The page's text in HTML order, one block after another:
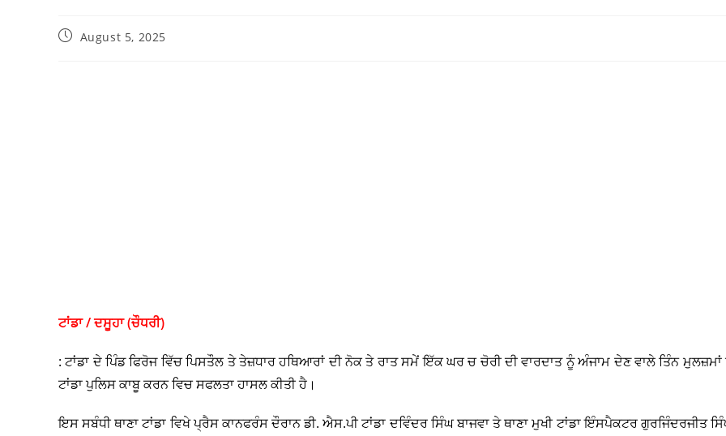
August 5, 2025
ਟਾਂਡਾ / ਦਸੂਹਾ (ਚੌਧਰੀ)
: ਟਾਂਡਾ ਦੇ ਪਿੰਡ ਫਿਰੋਜ ਵਿੱਚ ਪਿਸਤੌਲ ਤੇ ਤੇਜ਼ਧਾਰ ਹਥਿਆਰਾਂ ਦੀ ਨੋਕ ਤੇ ਰਾਤ ਸਮੇਂ ਇੱਕ ਘਰ ਚ ਚੋਰੀ ਦੀ ਵਾਰਦਾਤ ਨੂੰ ਅੰਜਾਮ ਦੇਣ ਵਾਲੇ ਤਿੰਨ ਮੁਲਜ਼ਮਾਂ
ਟਾਂਡਾ ਪੁਲਿਸ ਕਾਬੂ ਕਰਨ ਵਿਚ ਸਫਲਤਾ ਹਾਸਲ ਕੀਤੀ ਹੈ।
ਇਸ ਸਬੰਧੀ ਥਾਣਾ ਟਾਂਡਾ ਵਿਖੇ ਪ੍ਰੈਸ ਕਾਨਫਰੰਸ ਦੌਰਾਨ ਡੀ. ਐਸ.ਪੀ ਟਾਂਡਾ ਦਵਿੰਦਰ ਸਿੰਘ ਬਾਜਵਾ ਤੇ ਥਾਣਾ ਮੁਖੀ ਟਾਂਡਾ ਇੰਸਪੈਕਟਰ ਗੁਰਜਿੰਦਰਜੀਤ